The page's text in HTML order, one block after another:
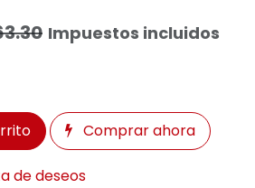
Impuestos incluidos
Comprar ahora
de deseos